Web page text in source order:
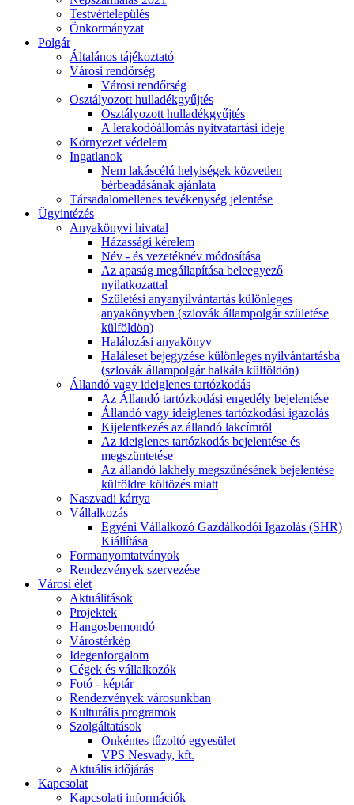
Testvértelepülés
Önkormányzat
Polgár
Általános tájékoztató
Városi rendőrség
Városi rendőrség
Osztályozott hulladékgyűjtés
Osztályozott hulladékgyűjtés
A lerakodóállomás nyitvatartási ideje
Környezet védelem
Ingatlanok
Nem lakáscélú helyiségek közvetlen
bérbeadásának ajánlata
Társadalomellenes tevékenység jelentése
Ügyintézés
Anyakönyvi hivatal
Házassági kérelem
Név - és vezetéknév módosítása
Az apaság megállapítása beleegyező
nyilatkozattal
Születési anyanyilvántartás különleges
anyakönyvben (szlovák állampolgár születése
külföldön)
Halálozási anyakönyv
Haláleset bejegyzése különleges nyilvántartásba
(szlovák állampolgár halkála külföldön)
Állandó vagy ideiglenes tartózkodás
Az Állandó tartózkodási engedély bejelentése
Állandó vagy ideiglenes tartózkodási igazolás
Kijelentkezés az állandó lakcímrõl
Az ideiglenes tartózkodás bejelentése és
megszüntetése
Az állandó lakhely megszűnésének bejelentése
külföldre költözés miatt
Naszvadi kártya
Vállalkozás
Egyéni Vállalkozó Gazdálkodói Igazolás (SHR)
Kiállítása
Formanyomtatványok
Rendezvények szervezése
Városi élet
Aktuálitások
Projektek
Hangosbemondó
Várostérkép
Idegenforgalom
Cégek és vállalkozók
Fotó - képtár
Rendezvények városunkban
Kulturális programok
Szolgáltatások
Önkéntes tűzoltó egyesület
VPS Nesvady, kft.
Aktuális időjárás
Kapcsolat
Kapcsolati információk